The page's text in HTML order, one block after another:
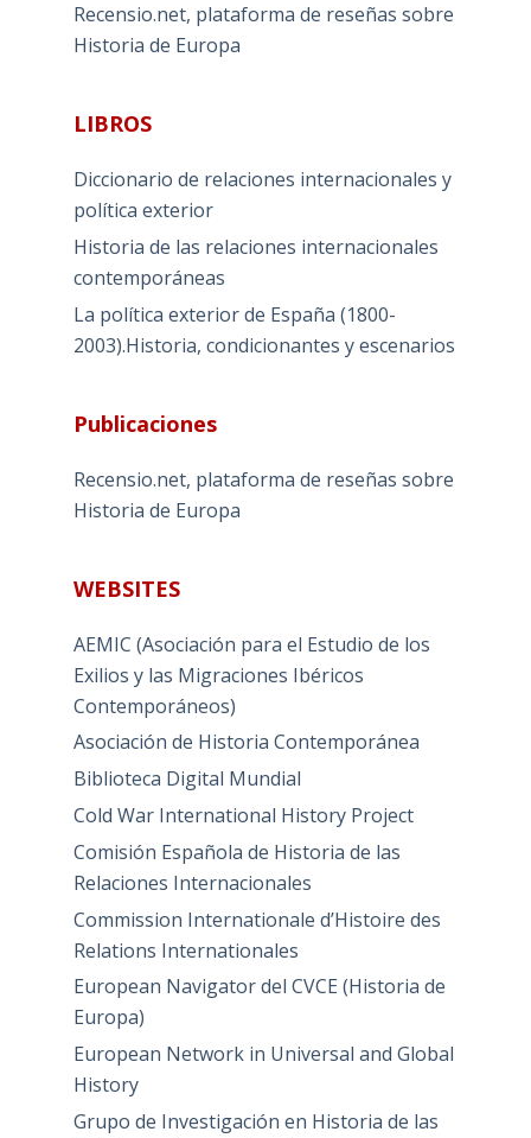
Recensio.net, plataforma de reseñas sobre
Historia de Europa
LIBROS
Diccionario de relaciones internacionales y
política exterior
Historia de las relaciones internacionales
contemporáneas
La política exterior de España (1800-
2003).Historia, condicionantes y escenarios
Publicaciones
Recensio.net, plataforma de reseñas sobre
Historia de Europa
WEBSITES
AEMIC (Asociación para el Estudio de los
Exilios y las Migraciones Ibéricos
Contemporáneos)
Asociación de Historia Contemporánea
Biblioteca Digital Mundial
Cold War International History Project
Comisión Española de Historia de las
Relaciones Internacionales
Commission Internationale d’Histoire des
Relations Internationales
European Navigator del CVCE (Historia de
Europa)
European Network in Universal and Global
History
Grupo de Investigación en Historia de las